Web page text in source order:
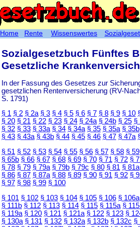
Sozialgesetzbuch Fünftes
Gesetzliche
In der Fassung des Gesetzes zur
gesetzlichen Rentenversicherung (RV-
S. 1791)
§ 1 § 2 § 2a § 3 § 4 § 5 § 6 § 7 § 8 § 9 § 10
§ 20 § 21 § 22 § 23 § 24 § 24a § 24b § 25 §
§ 32 § 33 § 33a § 34 § 34a § 35 § 35a § 35b
§ 43 § 43a § 43b § 44 § 45 § 46 § 47 § 47a
§ 51 § 52 § 53 § 54 § 55 § 56 § 57 § 58 § 59
§ 65b § 66 § 67 § 68 § 69 § 70 § 71 § 72 §
§ 78 § 79 § 79a § 79b § 79c § 80 § 81 § 81a
§ 86 § 87 § 87a § 88 § 89 § 90 § 91 § 92 §
§ 97 § 98 § 99 § 100
§ 101 § 102 § 103 § 104 § 105 § 106 § 106a
§ 111b § 112 § 113 § 114 § 115 § 115a §
§ 119a § 120 § 121 § 121a § 122 § 123 §
§ 130a § 131 § 132 § 132a § 132b § 132c §
Home Rente Wissenswertes